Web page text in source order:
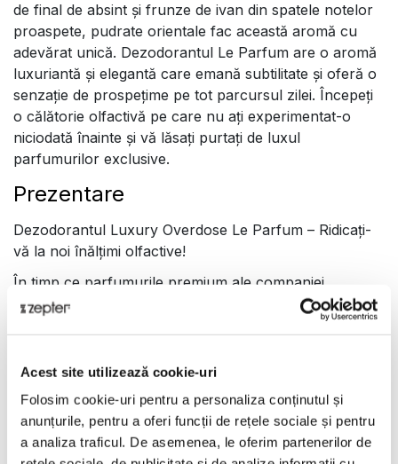
Acest site utilizează cookie-uri
Folosim cookie-uri pentru a personaliza conținutul și
anunțurile, pentru a oferi funcții de rețele sociale și pentru
a analiza traficul. De asemenea, le oferim partenerilor de
de final de absint și frunze de ivan din spatele notelor
proaspete, pudrate orientale fac această aromă cu
adevărat unică. Dezodorantul Le Parfum are o aromă
luxuriantă și elegantă care emană subtilitate și oferă o
senzație de prospețime pe tot parcursul zilei. Începeți
o călătorie olfactivă pe care nu ați experimentat-o
niciodată înainte și vă lăsați purtați de luxul
parfumurilor exclusive.
Prezentare
Dezodorantul Luxury Overdose Le Parfum – Ridicați-
vă la noi înălțimi olfactive!
În timp ce parfumurile premium ale companiei
Absolument Parfumeur® de la Zepter oferă o
experiență rară și captivantă, deodorantele parfumate
lumea aromelor – și anume arta aplicării straturilor de
unice și multidimensionale a aromei.
Prelungiți persistența aromei: Parfumurile sunt create